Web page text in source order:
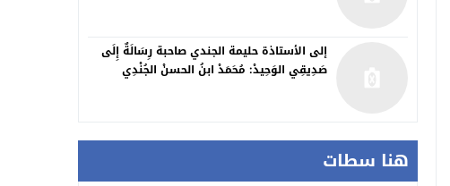
هنا سطات
إلى الأستاذة حليمة الجندي صاحبة رِسَالَةٌ إِلَى
صَدِيقِي الوَحِيدْ: مُحَمَدْ ابنُ الحسنْ الجُنْدِي